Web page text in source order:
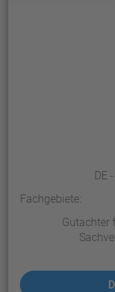
DE
Fachgebiete:
Gutachter